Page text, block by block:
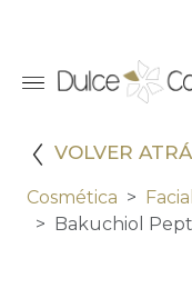
VOLVER
Cosmética Facial
Bakuchiol